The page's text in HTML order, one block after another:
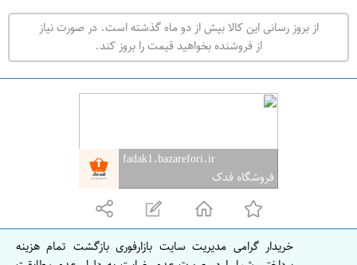
ت
ه
ر
ا
ص
ه
ا
ا
از بروز رسانی این کالا بیش از دو ماه گذشته است. در صورت نیاز
از فروشنده بخواهید قیمت را بروز کند.
fadak1.bazarefori.ir
فروشگاه فدک
خریدار گرامی مدیریت سایت بازارفوری بازگشت تمام هزینه